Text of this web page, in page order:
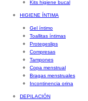
Kits higiene bucal
HIGIENE ÍNTIMA
Gel íntimo
Toallitas íntimas
Protegeslips
Compresas
Tampones
Copa menstrual
Bragas menstruales
Incontinencia orina
DEPILACIÓN